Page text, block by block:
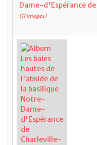
Dame-d'Espérance
(11 images)